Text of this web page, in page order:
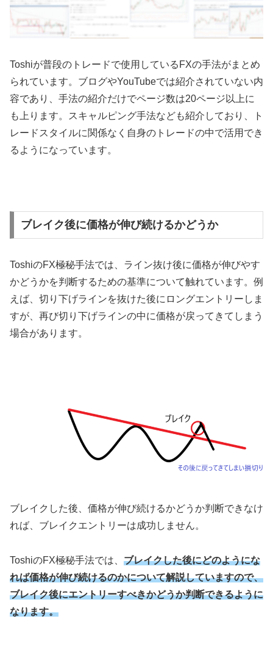
Toshiが普段のトレードで使用しているFXの手法がまとめ
られています。ブログやYouTubeでは紹介されていない内
容であり、手法の紹介だけでページ数は20ページ以上に
も上ります。スキャルピング手法なども紹介しており、ト
レードスタイルに関係なく自身のトレードの中で活用でき
るようになっています。
ブレイク後に価格が伸び続けるかどうか
ToshiのFX極秘手法では、ライン抜け後に価格が伸びやす
かどうかを判断するための基準について触れています。例
えば、切り下げラインを抜けた後にロングエントリーしま
すが、再び切り下げラインの中に価格が戻ってきてしまう
場合があります。
ブレイクした後、価格が伸び続けるかどうか判断できなけ
れば、ブレイクエントリーは成功しません。
ToshiのFX極秘手法では、 ブレイクした後にどのようにな
れば価格が伸び続けるのかについて解説していますので、
ブレイク後にエントリーすべきかどうか判断できるように
なります。